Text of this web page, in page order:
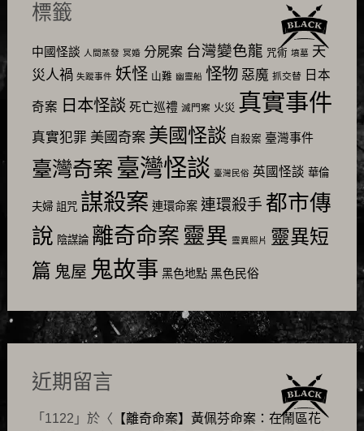
標籤
中國怪談 人間蒸發 冥婚 分屍案 台灣變色龍 咒術 墳墓 天
災人禍 失蹤事件 妖怪 山難 幽靈船 怪物 惡魔 抓交替 日本
奇案 日本怪談 死亡巡禮 滅門案 火災 真實事件
真實犯罪 美國奇案 美國怪談 自殺案 臺灣事件
臺灣奇案 臺灣怪談 臺灣民俗 英國怪談 華倫
夫婦 詛咒 謀殺案 連環命案 連環殺手 都市傳
說 陰謀論 離奇命案 靈異 靈異照片 靈異短
篇 鬼屋 鬼故事 黑色地點 黑色民俗
近期留言
「 1122 」於〈 【離奇命案】黃佩芬命案：在鬧區花